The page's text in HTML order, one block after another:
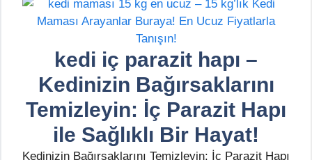
kedi iç parazit hapı –
Kedinizin Bağırsaklarını
Temizleyin: İç Parazit Hapı
ile Sağlıklı Bir Hayat!
Kedinizin Bağırsaklarını Temizleyin: İç Parazit Hapı